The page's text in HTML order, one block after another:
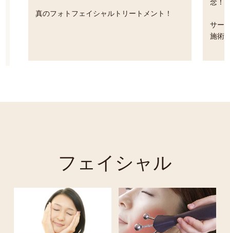
（サーモは施術者で結果の美しさや仕上りま
プ。気になる脂肪・セルライトをみるみる解
フェイシャル